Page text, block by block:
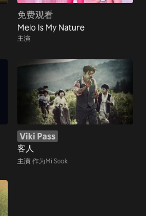
免费观看
Melo Is My Nature
主演
Viki Pass
客人
主演 作为Mi Sook